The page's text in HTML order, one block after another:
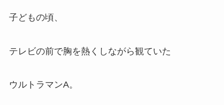
子どもの頃、
テレビの前で胸を熱くしながら観ていた
ウルトラマンA。